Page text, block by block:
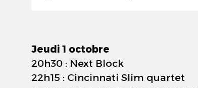
Jeudi 1 octobre
20h30 : Next Block
22h15 : Cincinnati Slim quartet